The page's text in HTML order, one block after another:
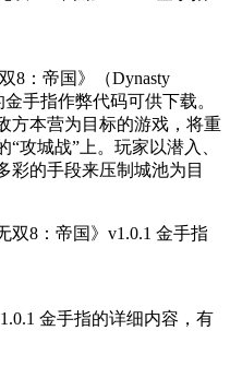
8：帝国》（Dynasty
金手指作弊代码可供下载。
方本营为目标的游戏，将重
攻城战”上。玩家以潜入、
彩的手段来压制城池为目
金手指的详细内容，有